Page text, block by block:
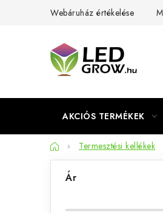
Webáruház értékelése
AKCIÓS TERMÉKEK
KezdőlapTermesztési kellékek
Ár